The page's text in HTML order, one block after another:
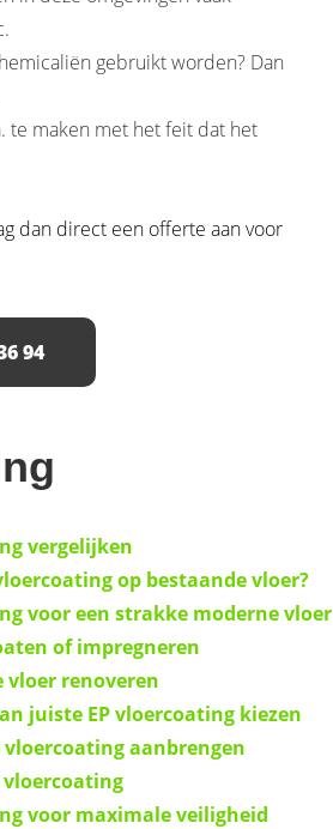
gebruikt worden? Dan
te maken met het feit dat het
dan direct een offerte aan voor
94
vergelijken
op bestaande vloer?
voor een strakke moderne vloer
of impregneren
vloer renoveren
juiste EP vloercoating kiezen
aanbrengen
vloercoating
voor maximale veiligheid